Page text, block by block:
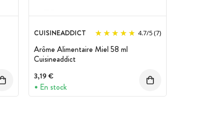
CUISINEADDICT 4.7/5(7)
Arôme Alimentaire Miel 58 ml
Cuisineaddict
3,19 €
En stock